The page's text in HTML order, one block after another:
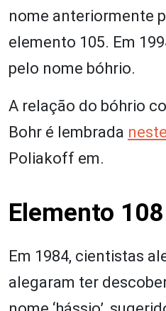
nome anteriormente
elemento 105. Em
pelo nome bóhrio.
A relação do bóhrio
Bohr é lembrada
Poliakoff em.
Elemento 108
Em 1984, cientistas
alegaram ter